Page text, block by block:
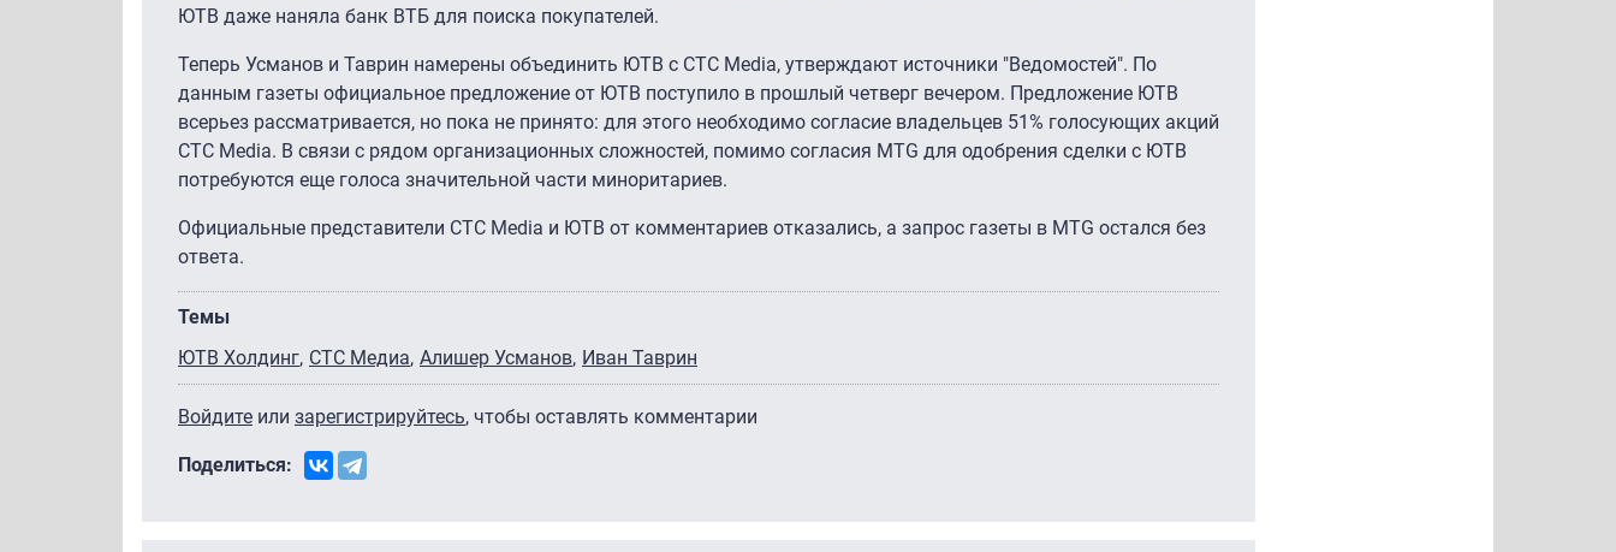
ЮТВ даже наняла банк ВТБ для поиска покупателей.
Теперь Усманов и Таврин намерены объединить ЮТВ с CTC Media, утверждают источники "Ведомостей". По
данным газеты официальное предложение от ЮТВ поступило в прошлый четверг вечером. Предложение ЮТВ
всерьез рассматривается, но пока не принято: для этого необходимо согласие владельцев 51% голосующих акций
CTC Media. В связи с рядом организационных сложностей, помимо согласия MTG для одобрения сделки с ЮТВ
потребуются еще голоса значительной части миноритариев.
Официальные представители CTC Media и ЮТВ от комментариев отказались, а запрос газеты в MTG остался без
ответа.
Темы
ЮТВ Холдинг СТС Медиа Алишер Усманов Иван Таврин
Войдите или зарегистрируйтесь, чтобы оставлять комментарии
Поделиться: